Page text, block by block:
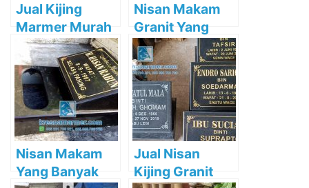
Jual Kijing
Marmer Murah
Tulungagung
Nisan Makam
Granit Yang
Paling Banyak
Diminati
Nisan Makam
Yang Banyak
Jual Nisan
Kijing Granit